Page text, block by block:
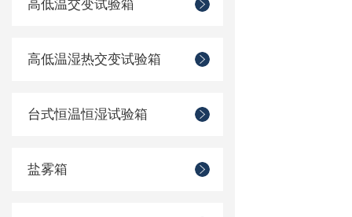
高低温交变试验箱
高低温湿热交变试验箱
台式恒温恒湿试验箱
盐雾箱